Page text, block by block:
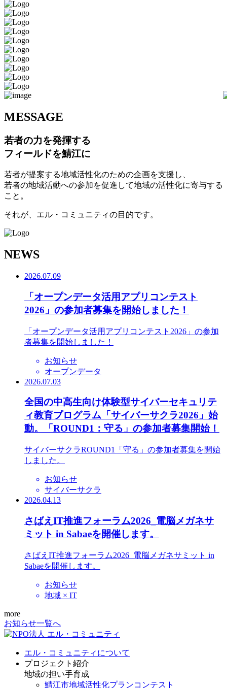
MESSAGE
若者の力を発揮する
フィールドを鯖江に
若者が提案する地域活性化のための企画を支援し、
若者の地域活動への参加を促進して地域の活性化に寄与する
こと。
それが、エル・コミュニティの目的です。
NEWS
2026.07.09
「オープンデータ活用アプリコンテスト
2026」の参加者募集を開始しました！
「オープンデータ活用アプリコンテスト2026」の参加
者募集を開始しました！
お知らせ
オープンデータ
2026.07.03
全国の中高生向け体験型サイバーセキュリテ
ィ教育プログラム「サイバーサクラ2026」始
動。「ROUND1：守る」の参加者募集開始！
サイバーサクラROUND1「守る」の参加者募集を開始
しました。
お知らせ
サイバーサクラ
2026.04.13
さばえIT推進フォーラム2026_電脳メガネサ
ミット in Sabaeを開催します。
さばえIT推進フォーラム2026_電脳メガネサミット in
Sabaeを開催します。
お知らせ
地域 × IT
more
お知らせ一覧へ
エル・コミュニティについて
プロジェクト紹介
地域の担い手育成
鯖江市地域活性化プランコンテスト